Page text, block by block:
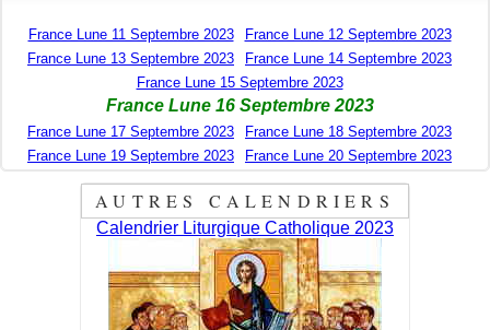
France Lune 11 Septembre 2023
France Lune 12 Septembre 2023
France Lune 13 Septembre 2023
France Lune 14 Septembre 2023
France Lune 15 Septembre 2023
France Lune 16 Septembre 2023
France Lune 17 Septembre 2023
France Lune 18 Septembre 2023
France Lune 19 Septembre 2023
France Lune 20 Septembre 2023
AUTRES CALENDRIERS
Calendrier Liturgique Catholique 2023